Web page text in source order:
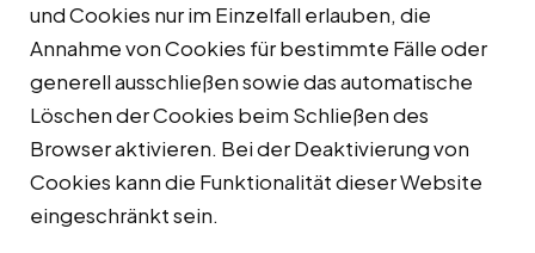
und Cookies nur im Einzelfall erlauben, die
Annahme von Cookies für bestimmte Fälle oder
generell ausschließen sowie das automatische
Löschen der Cookies beim Schließen des
Browser aktivieren. Bei der Deaktivierung von
Cookies kann die Funktionalität dieser Website
eingeschränkt sein.